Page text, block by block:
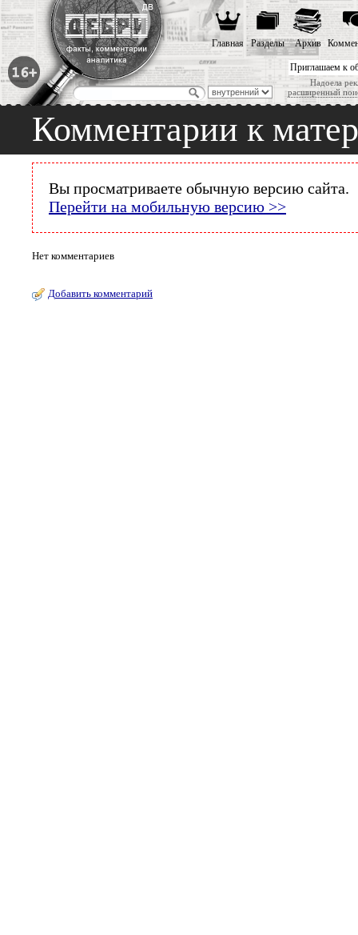
Приглашаем к
Надоела
расширенный
Главная Разделы Архив
Комментарии к
Вы просматриваете обычную версию сайта.
Перейти на мобильную версию >>
Нет комментариев
Добавить комментарий